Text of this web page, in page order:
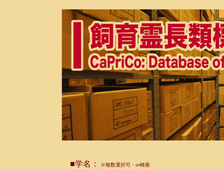
■学名： ※複数選択可・or検索